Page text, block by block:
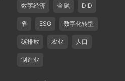
数字经济 金融 DID
省 ESG 数字化转型
碳排放 农业 人口
制造业